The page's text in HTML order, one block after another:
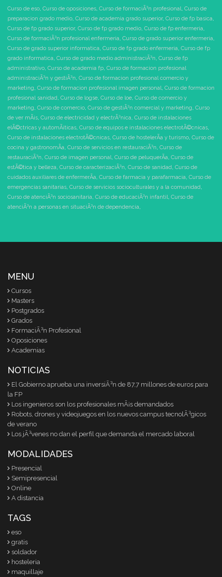
Curso de eso, Curso de oposiciones, Curso de formaciÃ³n profesional, Curso de
preparacion grado medio, Curso de academia grado superior, Curso de fp basica,
Curso de fp grado superior, Curso de fp grado medio, Curso de fp enfermeria,
Curso de formaciÃ³n profesional enfermeria, Curso de grado superior enfermeria,
Curso de grado superior informatica, Curso de fp grado enfermeria, Curso de fp
grado informatica, Curso de grado medio administraciÃ³n, Curso de fp
administrativo, Curso de academia fp, Curso de formacion profesional
administraciÃ³n y gestiÃ³n, Curso de formacion profesional comercio y
marketing, Curso de formacion profesional imagen personal, Curso de formacion
profesional sanidad, Curso de logse, Curso de loe, Curso de comercio y
marketing, Curso de comercio, Curso de gestiÃ³n comercial y marketing, Curso
de ver mÃ¡s, Curso de electricidad y electrÃ³nica, Curso de instalaciones
elÃ©ctricas y automÃ¡ticas, Curso de equipos e instalaciones electrotÃ©cnicas,
Curso de instalaciones electrotÃ©cnicas, Curso de hostelerÃ­a y turismo, Curso de
cocina y gastronomÃ­a, Curso de servicios en restauraciÃ³n, Curso de
restauraciÃ³n, Curso de imagen personal, Curso de peluquerÃ­a, Curso de
estÃ©tica y belleza, Curso de caracterizaciÃ³n, Curso de sanidad, Curso de
cuidados auxiliares de enfermerÃ­a, Curso de farmacia y parafarmacia, Curso de
emergencias sanitarias, Curso de servicios socioculturales y a la comunidad,
Curso de atenciÃ³n sociosanitaria, Curso de educaciÃ³n infantil, Curso de
atenciÃ³n a personas en situaciÃ³n de dependencia,
MENU
Cursos
Masters
Postgrados
Grados
FormaciÃ³n Profesional
Oposiciones
Academias
NOTICIAS
El Gobierno aprueba una inversiÃ³n de 87,7 millones de euros para
la FP
Los ingenieros son los profesionales mÃ¡s demandados
Robots, drones y videojuegos en los nuevos campus tecnolÃ³gicos
de verano
Los jÃ³venes no dan el perfil que demanda el mercado laboral
MODALIDADES
Presencial
Semipresencial
Online
A distancia
TAGS
eso
gratis
soldador
hosteleria
maquillaje